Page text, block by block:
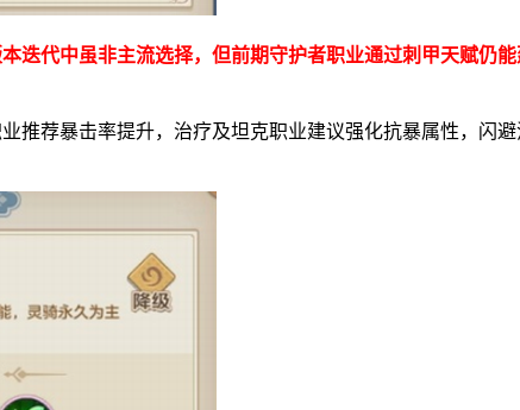
迭代中虽非主流选择，但前期守护者职业通过刺甲天赋仍
推荐暴击率提升，治疗及坦克职业建议强化抗暴属性，闪